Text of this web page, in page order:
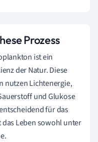
Prozess
ist ein
der Natur. Diese
nutzen Lichtenergie,
und Glukose
für das
Leben sowohl unter